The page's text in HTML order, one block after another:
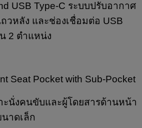
USB Type-C ระบบปรับอากาศ
วหลัง และช่องเชื่อมต่อ USB
2 ตำแหน่ง
Seat Pocket with Sub-Pocket
ะนั่งคนขับและผู้โดยสารด้านหน้า
าดเล็ก